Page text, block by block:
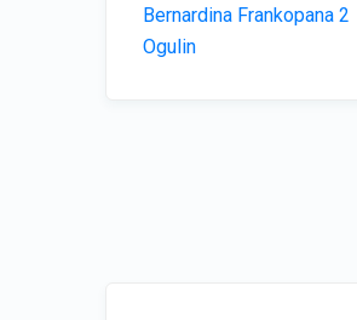
Bernardina Frankopana 2
Ogulin